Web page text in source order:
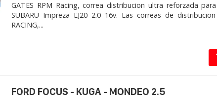
GATES RPM Racing, correa distribucion ultra reforzada
SUBARU Impreza EJ20 2.0 16v. Las correas de distribucion
RACING,...
FORD FOCUS - KUGA - MONDEO 2.5